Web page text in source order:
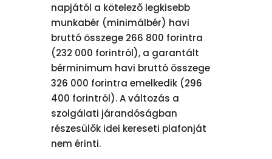
napjától a kötelező legkisebb
munkabér (minimálbér) havi
bruttó összege 266 800 forintra
(232 000 forintról), a garantált
bérminimum havi bruttó összege
326 000 forintra emelkedik (296
400 forintról). A változás a
szolgálati járandóságban
részesülők idei kereseti plafonját
nem érinti.